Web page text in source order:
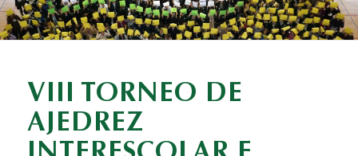
VIII TORNEO DE
AJEDREZ